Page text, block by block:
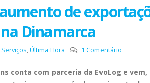
de
Dinamarca
,Última Hora 1 Comentário
conta com parceria da EvoLog e